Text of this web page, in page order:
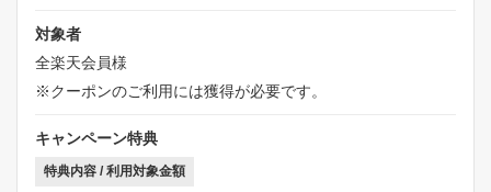
対象者
全楽天会員様
※クーポンのご利用には獲得が必要です。
キャンペーン特典
特典内容 / 利用対象金額